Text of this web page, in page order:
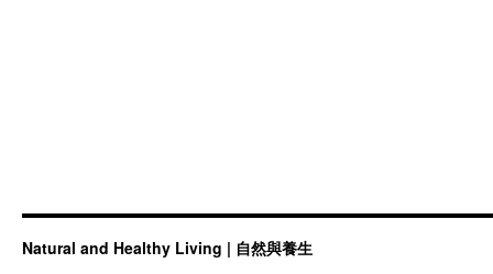
然
Natural and Healthy Living | 自然與養生